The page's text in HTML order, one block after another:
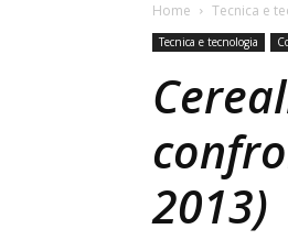
Home Tecnica e
Tecnica e tecnologia
2013)